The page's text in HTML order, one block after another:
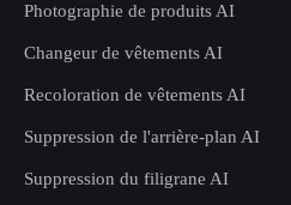
Photographie de produits AI
Changeur de vêtements AI
Recoloration de vêtements AI
Suppression de l'arrière-plan AI
Suppression du filigrane AI